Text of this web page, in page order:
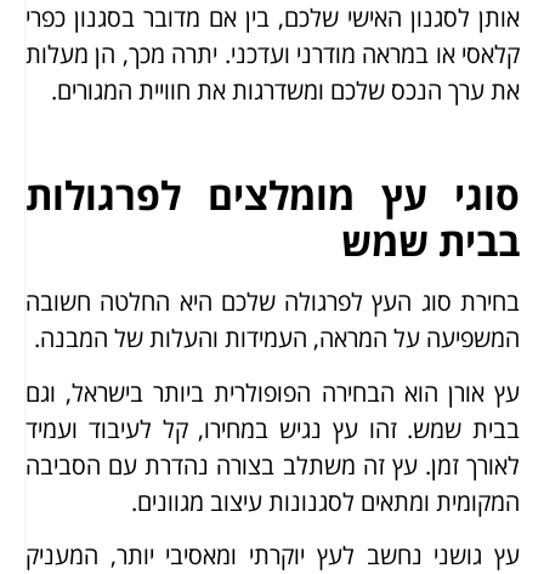
אותן לסגנון האישי שלכם, בין אם מדובר בסגנון כפרי
קלאסי או במראה מודרני ועדכני. יתרה מכך, הן מעלות
את ערך הנכס שלכם ומשדרגות את חוויית המגורים.
סוגי עץ מומלצים לפרגולות
בבית שמש
בחירת סוג העץ לפרגולה שלכם היא החלטה חשובה
המשפיעה על המראה, העמידות והעלות של המבנה.
עץ אורן הוא הבחירה הפופולרית ביותר בישראל, וגם
בבית שמש. זהו עץ נגיש במחירו, קל לעיבוד ועמיד
לאורך זמן. עץ זה משתלב בצורה נהדרת עם הסביבה
המקומית ומתאים לסגנונות עיצוב מגוונים.
עץ גושני נחשב לעץ יוקרתי ומאסיבי יותר, המעניק